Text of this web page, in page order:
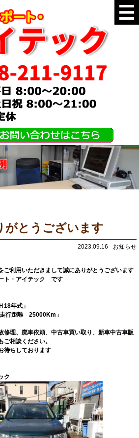
がとうございます
2023.09.16 お知らせ
ご利用いただきまして誠にありがとうございます
ト・アイテック です
18年式」
行距離 25000Km」
修理、廃車依頼、中古車買い取り、新車中古車販
相談ください。
待ちしております
ク